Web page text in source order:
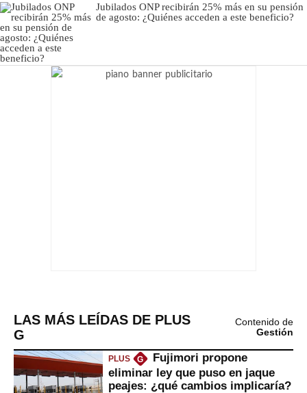
Jubilados ONP recibirán 25% más en su pensión
de agosto: ¿Quiénes acceden a este beneficio?
LAS MÁS LEÍDAS DE PLUS
G
Contenido de
Gestión
PLUS G
Fujimori propone
eliminar ley que puso en jaque
peajes: ¿qué cambios implicaría?